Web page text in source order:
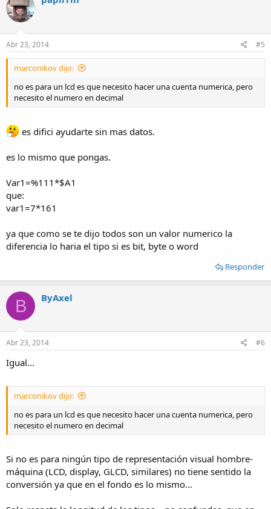
Abr 23, 2014 #5
marconikov dijo:
no es para un lcd es que necesito hacer una cuenta numerica, pero
necesito el numero en decimal
es difici ayudarte sin mas datos.
es lo mismo que pongas.
Var1=%111*$A1
que:
var1=7*161
ya que como se te dijo todos son un valor numerico la
diferencia lo haria el tipo si es bit, byte o word
Responder
B ByAxel
Abr 23, 2014 #6
Igual...
marconikov dijo:
no es para un lcd es que necesito hacer una cuenta numerica, pero
necesito el numero en decimal
Si no es para ningún tipo de representación visual hombre-
máquina (LCD, display, GLCD, similares) no tiene sentido la
conversión ya que en el fondo es lo mismo...